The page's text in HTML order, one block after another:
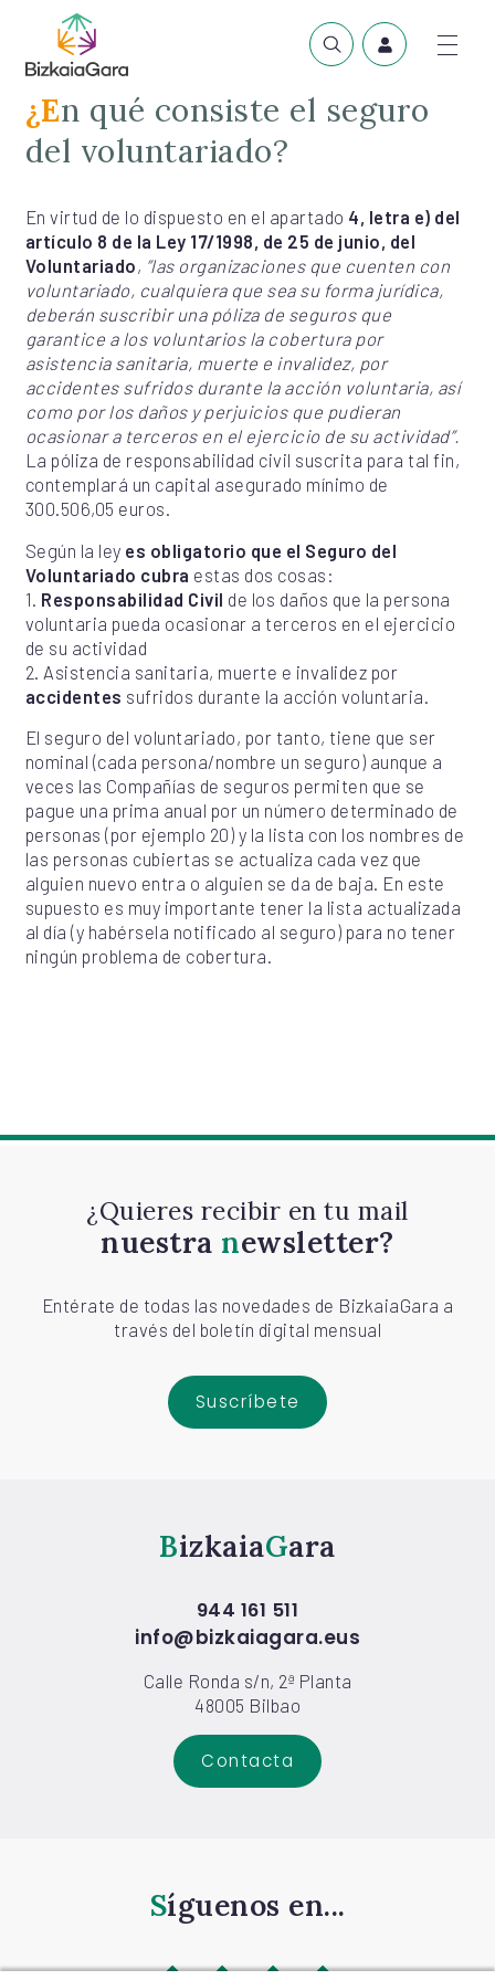
¿En qué consiste el seguro
del voluntariado?
En virtud de lo dispuesto en el apartado 4, letra e) del
artículo 8 de la Ley 17/1998, de 25 de junio, del
Voluntariado, ”las organizaciones que cuenten con
voluntariado, cualquiera que sea su forma jurídica,
deberán suscribir una póliza de seguros que
garantice a los voluntarios la cobertura por
asistencia sanitaria, muerte e invalidez, por
accidentes sufridos durante la acción voluntaria, así
como por los daños y perjuicios que pudieran
ocasionar a terceros en el ejercicio de su actividad”.
La póliza de responsabilidad civil suscrita para tal fin,
contemplará un capital asegurado mínimo de
300.506,05 euros.
Según la ley es obligatorio que el Seguro del
Voluntariado cubra estas dos cosas:
1. Responsabilidad Civil de los daños que la persona
voluntaria pueda ocasionar a terceros en el ejercicio
de su actividad
2. Asistencia sanitaria, muerte e invalidez por
accidentes sufridos durante la acción voluntaria.
El seguro del voluntariado, por tanto, tiene que ser
nominal (cada persona/nombre un seguro) aunque a
veces las Compañías de seguros permiten que se
pague una prima anual por un número determinado de
personas (por ejemplo 20) y la lista con los nombres de
las personas cubiertas se actualiza cada vez que
alguien nuevo entra o alguien se da de baja. En este
supuesto es muy importante tener la lista actualizada
al día (y habérsela notificado al seguro) para no tener
ningún problema de cobertura.
¿Quieres recibir en tu mail
nuestra newsletter?
Entérate de todas las novedades de BizkaiaGara a
través del boletín digital mensual
Suscríbete
Bizkaia Gara
944 161 511
info@bizkaiagara.eus
Calle Ronda s/n, 2ª Planta
48005 Bilbao
Contacta
Síguenos en...